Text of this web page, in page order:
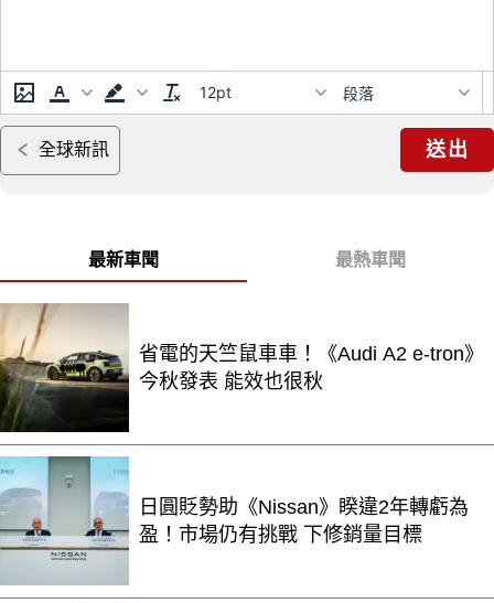
12pt 段落
全球新訊 送出
最新車聞 最熱車聞
省電的天竺鼠車車！《Audi A2 e-tron》
今秋發表 能效也很秋
日圓貶勢助《Nissan》睽違2年轉虧為
盈！市場仍有挑戰 下修銷量目標